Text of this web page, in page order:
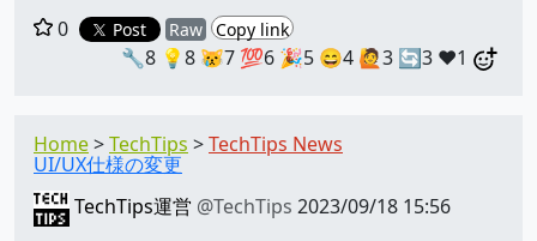
0
Post Raw Copy link
🔧8 💡8 😿7 💯6 🎉5 😄4 🙋3 🔄3 ❤️1
Home TechTips TechTips News
UI/UX仕様の変更
TechTips運営 @TechTips 2023/09/18 15:56